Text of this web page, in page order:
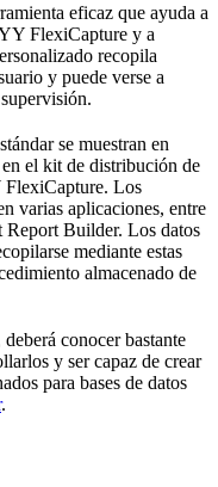
eficaz que ayuda a
FlexiCapture y a
recopila
y puede verse a
se muestran en
el kit de distribución de
Los
varias aplicaciones, entre
Builder. Los datos
mediante estas
almacenado de
conocer bastante
y ser capaz de crear
para bases de datos
.